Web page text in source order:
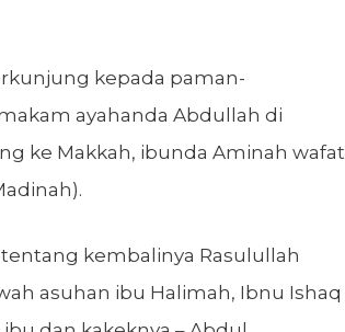
kepada paman-
ayahanda Abdullah di
ke Makkah, ibunda Aminah wafat
kembalinya Rasulullah
asuhan ibu Halimah, Ibnu Ishaq